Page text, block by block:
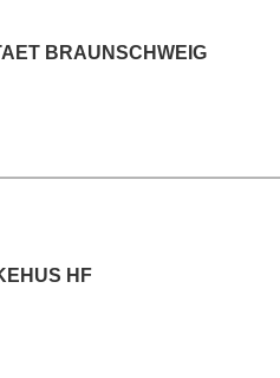
BRAUNSCHWEIG
HF